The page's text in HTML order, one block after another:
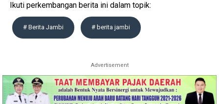
Ikuti perkembangan berita ini dalam topik:
# Berita Jambi # berita jambi
Advertisement